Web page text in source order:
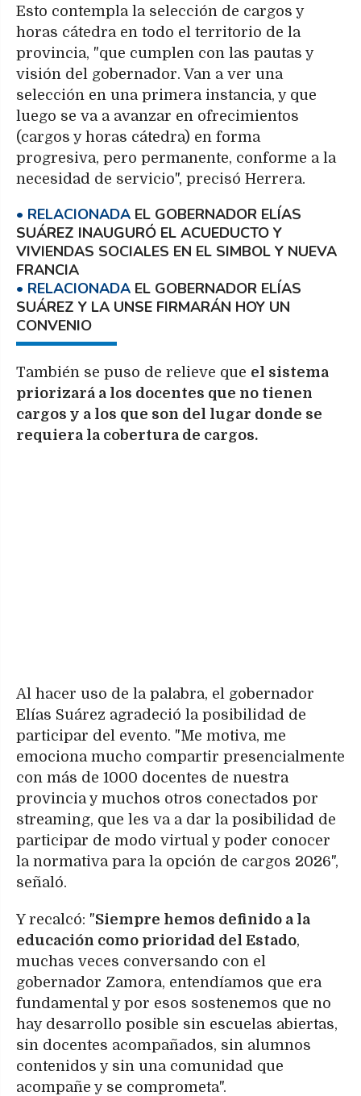
Esto contempla la selección de cargos y
horas cátedra en todo el territorio de la
provincia, "que cumplen con las pautas y
visión del gobernador. Van a ver una
selección en una primera instancia, y que
luego se va a avanzar en ofrecimientos
(cargos y horas cátedra) en forma
progresiva, pero permanente, conforme a la
necesidad de servicio", precisó Herrera.
EL GOBERNADOR ELÍAS
SUÁREZ INAUGURÓ EL ACUEDUCTO Y
VIVIENDAS SOCIALES EN EL SIMBOL Y NUEVA
FRANCIA
EL GOBERNADOR ELÍAS
SUÁREZ Y LA UNSE FIRMARÁN HOY UN
CONVENIO
También se puso de relieve que el sistema
priorizará a los docentes que no tienen
cargos y a los que son del lugar donde se
requiera la cobertura de cargos.
Al hacer uso de la palabra, el gobernador
Elías Suárez agradeció la posibilidad de
participar del evento. "Me motiva, me
emociona mucho compartir presencialmente
con más de 1000 docentes de nuestra
provincia y muchos otros conectados por
streaming, que les va a dar la posibilidad de
participar de modo virtual y poder conocer
la normativa para la opción de cargos 2026",
señaló.
Y recalcó: "Siempre hemos definido a la
educación como prioridad del Estado,
muchas veces conversando con el
gobernador Zamora, entendíamos que era
fundamental y por esos sostenemos que no
hay desarrollo posible sin escuelas abiertas,
sin docentes acompañados, sin alumnos
contenidos y sin una comunidad que
acompañe y se comprometa".